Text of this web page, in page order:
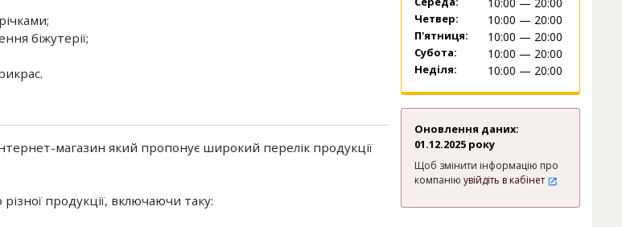
біжутерії;
магазин який пропонує широкий перелік продукції
продукції, включаючи таку:
10:00 — 20:00
Четвер: 10:00 — 20:00
П'ятниця: 10:00 — 20:00
Субота: 10:00 — 20:00
Неділя: 10:00 — 20:00
Оновлення даних:
01.12.2025 року
Щоб змінити інформацію про
компанію увійдіть в кабінет